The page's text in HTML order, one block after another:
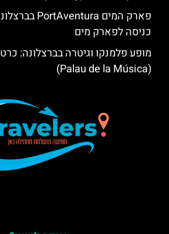
כניסה לפארק מים
מופע פלמנקו וגיטרה בברצלונה:
(Palau de la Música)